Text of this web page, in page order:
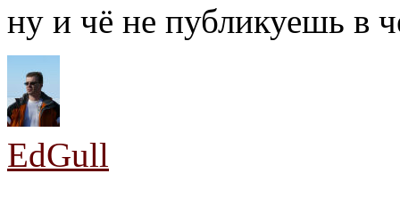
ну и чё не публикуешь в
EdGull